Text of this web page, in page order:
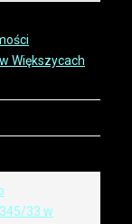
Większycach
33 w